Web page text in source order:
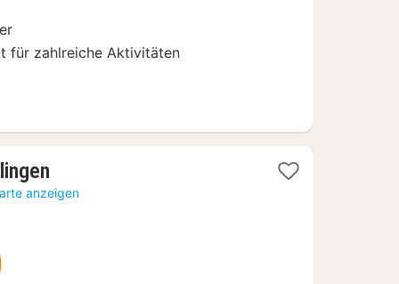
für zahlreiche Aktivitäten
Nacht
anzeigen